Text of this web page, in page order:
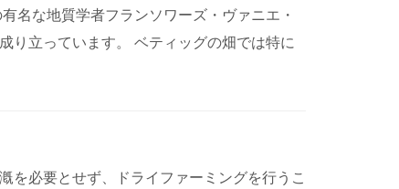
名な地質学者フランソワーズ・ヴァニエ・
り立っています。 ベティッグの畑では特に
を必要とせず、ドライファーミングを行うこ